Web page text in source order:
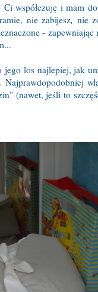
współczuję i mam
nie zabijesz, nie
-
los najlepiej, jak
(nawet, jeśli to